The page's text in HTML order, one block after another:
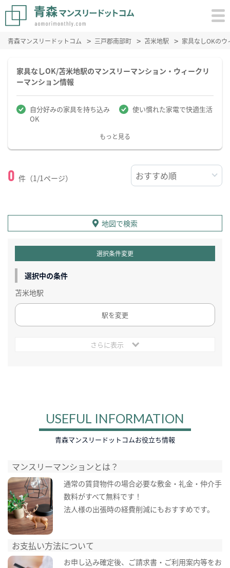
青森マンスリードットコム 三戸郡南部町 苫米地駅 家具なしOKの
家具なしOK/苫米地駅のマンスリーマンション・ウィークリ
ーマンション情報
自分好みの家具を持ち込み
OK
使い慣れた家電で快適生活
もっと見る
0 件（1/1ページ）
地図で検索
選択条件変更
選択中の条件
苫米地駅
駅を変更
さらに表示
USEFUL INFORMATION
青森マンスリードットコムお役立ち情報
マンスリーマンションとは？
通常の賃貸物件の場合必要な敷金・礼金・仲介手
数料がすべて無料です！
法人様の出張時の経費削減にもおすすめです。
お支払い方法について
お申し込み確定後、ご請求書・ご利用案内等をお